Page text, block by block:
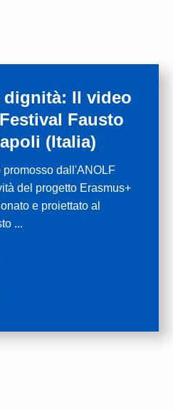
dignità: Il video
Fausto
(Italia)
promosso dall'ANOLF
del progetto Erasmus+
e proiettato al
...